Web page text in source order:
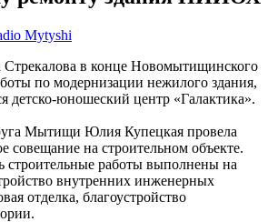
Mytyshi
Стрекалова в конце Новомытищинского
по модернизации нежилого здания,
детско-юношеский центр «Галактика».
Мытищи Юлия Купецкая провела
совещание на строительном объекте.
строительные работы выполнены на
внутренних инженерных
отделка, благоустройство